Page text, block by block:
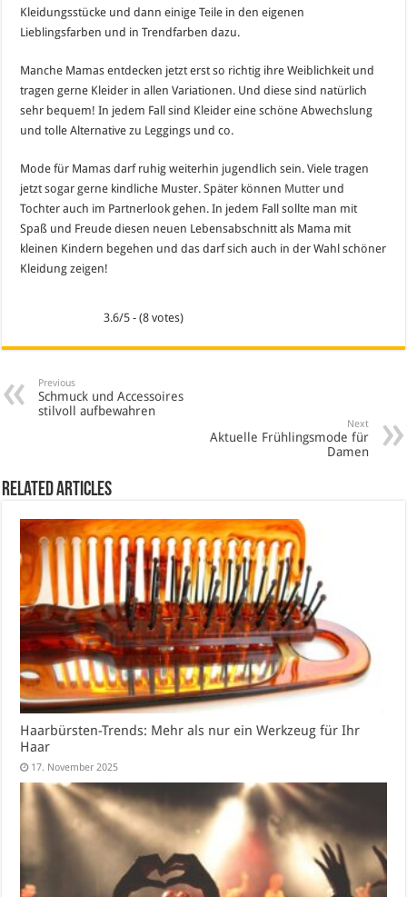
Kleidungsstücke und dann einige Teile in den eigenen
Lieblingsfarben und in Trendfarben dazu.
Manche Mamas entdecken jetzt erst so richtig ihre Weiblichkeit und
tragen gerne Kleider in allen Variationen. Und diese sind natürlich
sehr bequem! In jedem Fall sind Kleider eine schöne Abwechslung
und tolle Alternative zu Leggings und co.
Mode für Mamas darf ruhig weiterhin jugendlich sein. Viele tragen
jetzt sogar gerne kindliche Muster. Später können Mutter und
Tochter auch im Partnerlook gehen. In jedem Fall sollte man mit
Spaß und Freude diesen neuen Lebensabschnitt als Mama mit
kleinen Kindern begehen und das darf sich auch in der Wahl schöner
Kleidung zeigen!
3.6/5 - (8 votes)
Previous
Schmuck und Accessoires
stilvoll aufbewahren
Next
Aktuelle Frühlingsmode für
Damen
Related Articles
Haarbürsten-Trends: Mehr als nur ein Werkzeug für Ihr
Haar
17. November 2025